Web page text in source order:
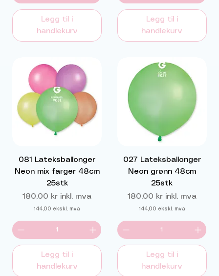
Legg til i
handlekurv
Legg til i
handlekurv
081 Lateksballonger
Neon mix farger 48cm
25stk
Pris
180,00 kr inkl. mva
144,00 ekskl. mva
Legg til i
handlekurv
027 Lateksballonger
Neon grønn 48cm
25stk
Pris
180,00 kr inkl. mva
144,00 ekskl. mva
Legg til i
handlekurv